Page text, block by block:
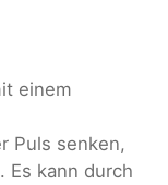
einem
Puls senken,
Es kann durch